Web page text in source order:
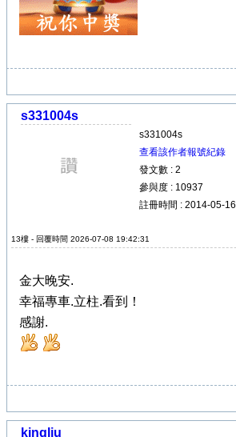
s331004s
s331004s
查看該作者報號紀錄
發文數 : 2
參與度 : 10937
註冊時間 : 2014-05-16
13樓 - 回覆時間 2026-07-08 19:42:31
金大晚安.
幸福專車.立柱.看到！
感謝.
kingliu